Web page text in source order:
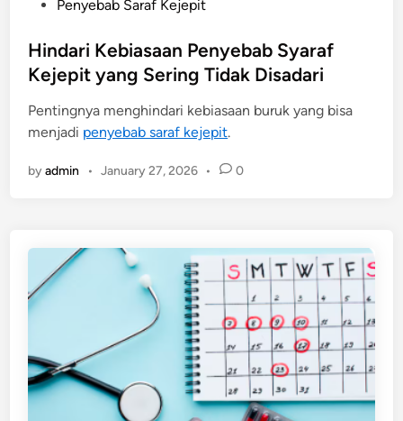
s
t
d
i
Penyebab Saraf Kejepit
Hindari Kebiasaan Penyebab Syaraf
Kejepit yang Sering Tidak Disadari
Pentingnya menghindari kebiasaan buruk yang bisa
menjadi penyebab saraf kejepit.
byadmin • January 27, 2026 • 0